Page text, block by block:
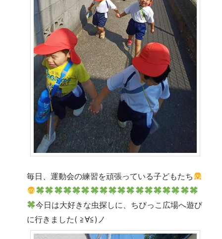
毎日、運動会の練習を頑張っている子どもたち
今日は大好きな虫探しに、ちびっこ広場へ遊び
に行きました( ≧∀≦)ノ